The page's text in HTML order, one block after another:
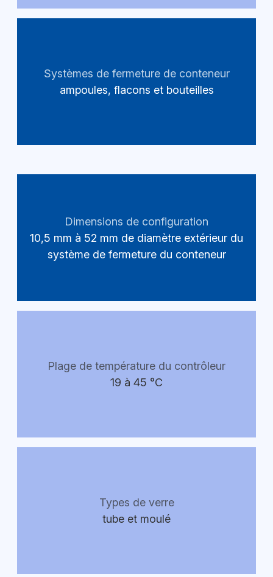
Systèmes de fermeture de conteneur
ampoules, flacons et bouteilles
Dimensions de configuration
10,5 mm à 52 mm de diamètre extérieur du
système de fermeture du conteneur
Plage de température du contrôleur
19 à 45 °C
Types de verre
tube et moulé